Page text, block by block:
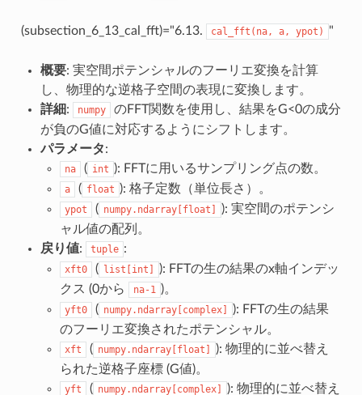
(subsection_6_13_cal_fft)="6.13. cal_fft(na, a, ypot) "
概要: 実空間ポテンシャルのフーリエ変換を計算
し、物理的な逆格子空間の表現に変換します。
詳細: numpy
のFFT関数を使用し、結果をG<0の成分
が負のG値に対応するようにシフトします。
パラメータ:
na ( int ): FFTに用いるサンプリング点の数。
a ( float ): 格子定数（単位長さ）。
ypot ( numpy.ndarray[float]
): 実空間のポテンシ
ャル値の配列。
戻り値: tuple :
xft0 ( list[int]
): FFTの生の結果のx軸インデッ
クス (0から
na-1 )。
yft0 ( numpy.ndarray[complex]
): FFTの生の結果
のフーリエ変換されたポテンシャル。
xft ( numpy.ndarray[float]
): 物理的に並べ替え
られた逆格子座標 (G値)。
yft ( numpy.ndarray[complex]
): 物理的に並べ替え